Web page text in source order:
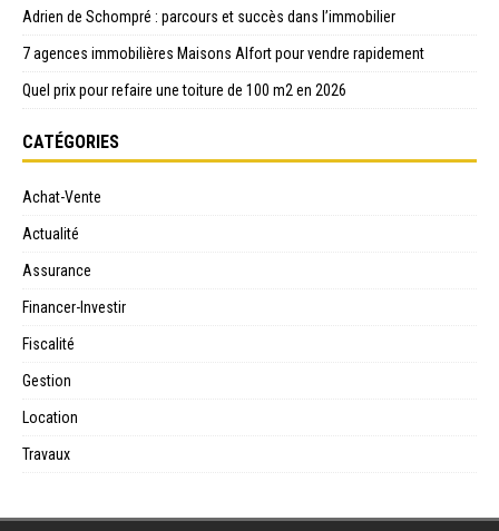
Adrien de Schompré : parcours et succès dans l’immobilier
7 agences immobilières Maisons Alfort pour vendre rapidement
Quel prix pour refaire une toiture de 100 m2 en 2026
CATÉGORIES
Achat-Vente
Actualité
Assurance
Financer-Investir
Fiscalité
Gestion
Location
Travaux